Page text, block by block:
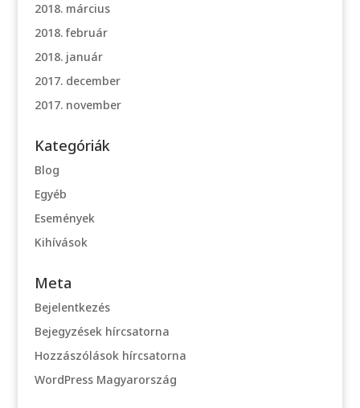
2018. március
2018. február
2018. január
2017. december
2017. november
Kategóriák
Blog
Egyéb
Események
Kihívások
Meta
Bejelentkezés
Bejegyzések hírcsatorna
Hozzászólások hírcsatorna
WordPress Magyarország